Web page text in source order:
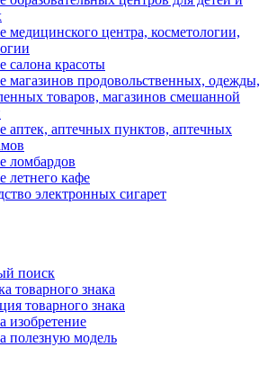
медицинского центрa, косметологии,
салона красоты
магазинов продовольственных, одежды,
товаров, магазинов смешанной
аптек, аптечных пунктов, аптечных
ломбардов
летнего кафе
электронных сигарет
поиск
товарного знака
товарного знака
изобретение
полезную модель